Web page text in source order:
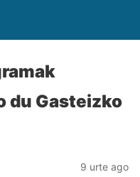
du Gasteizko
9 urte ago